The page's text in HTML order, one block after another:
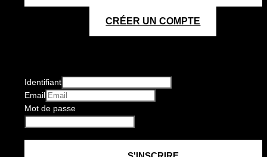
CRÉER UN COMPTE
Identifiant
Email
Mot de passe